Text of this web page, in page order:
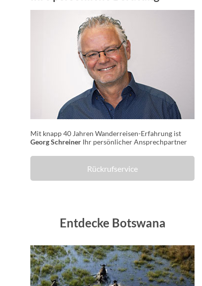
Mit knapp 40 Jahren Wanderreisen-Erfahrung ist
Georg Schreiner Ihr persönlicher Ansprechpartner
Rückrufservice
Entdecke Botswana